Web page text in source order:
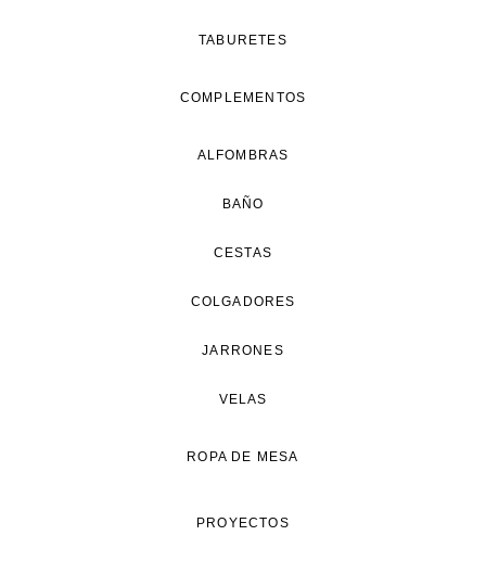
TABURETES
COMPLEMENTOS
ALFOMBRAS
BAÑO
CESTAS
COLGADORES
JARRONES
VELAS
ROPA DE MESA
PROYECTOS